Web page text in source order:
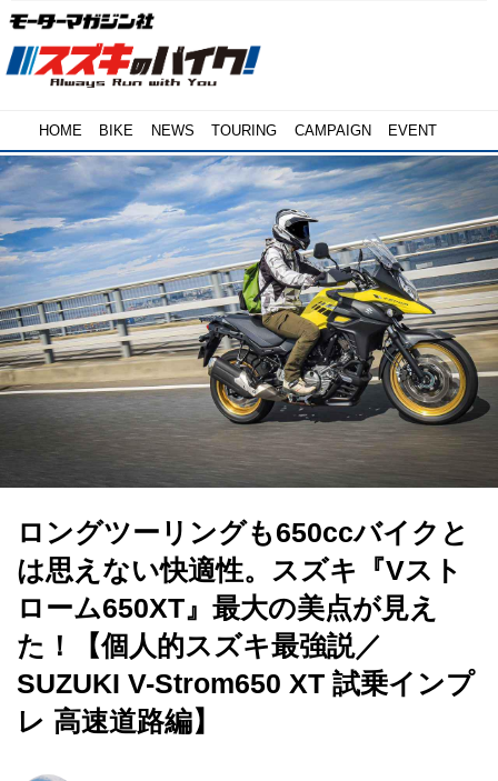
HOME BIKE NEWS TOURING CAMPAIGN EVENT
ロングツーリングも650ccバイクと
は思えない快適性。スズキ『Vスト
ローム650XT』最大の美点が見え
た！【個人的スズキ最強説／
SUZUKI V-Strom650 XT 試乗インプ
レ 高速道路編】